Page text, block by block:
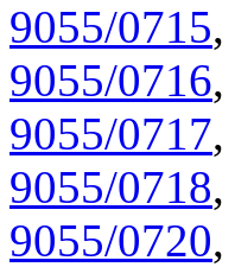
9055/0715,
9055/0716,
9055/0717,
9055/0718,
9055/0720,